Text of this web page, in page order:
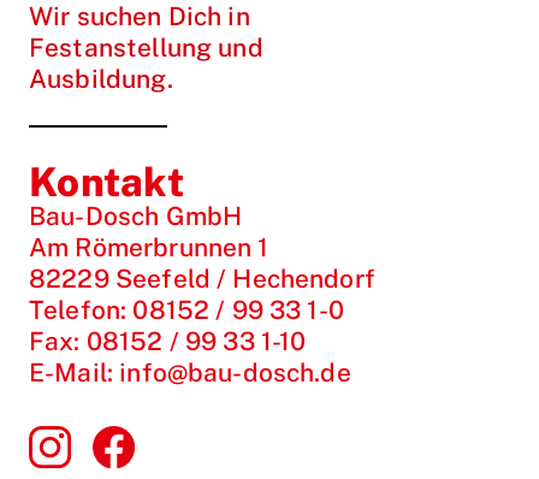
Wir suchen Dich in
Festanstellung und
Ausbildung.
Kontakt
Bau-Dosch GmbH
Am Römerbrunnen 1
82229 Seefeld / Hechendorf
Telefon: 08152 / 99 33 1-0
Fax: 08152 / 99 33 1-10
E-Mail: info@bau-dosch.de